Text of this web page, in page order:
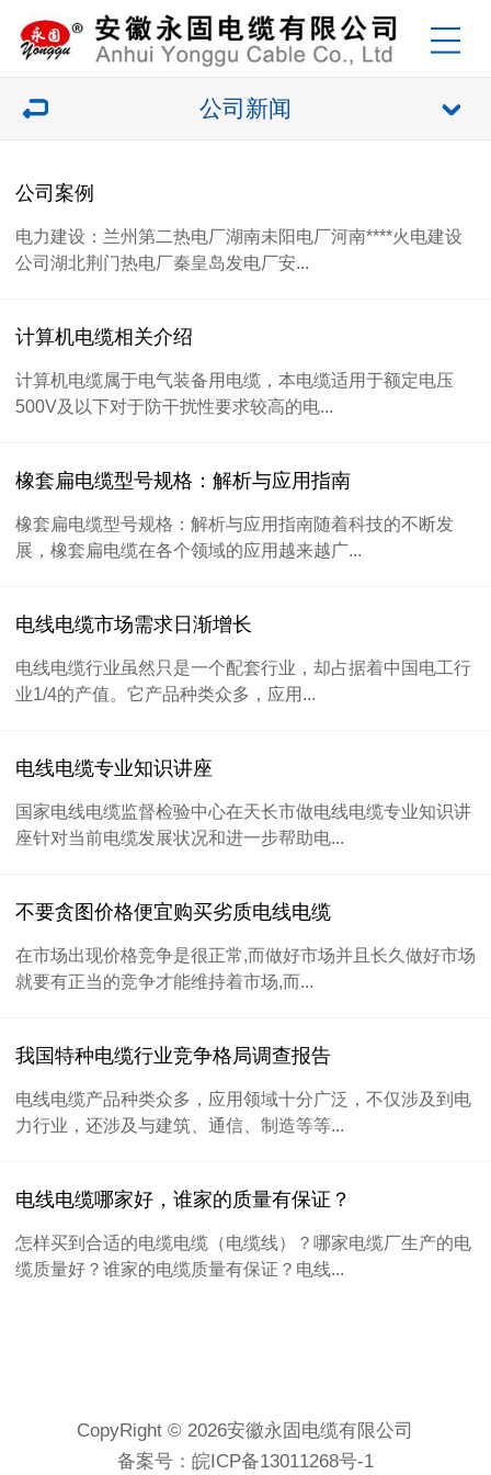
公司新闻
公司案例
电力建设：兰州第二热电厂湖南未阳电厂河南****火电建设
公司湖北荆门热电厂秦皇岛发电厂安...
计算机电缆相关介绍
计算机电缆属于电气装备用电缆，本电缆适用于额定电压
500V及以下对于防干扰性要求较高的电...
橡套扁电缆型号规格：解析与应用指南
橡套扁电缆型号规格：解析与应用指南随着科技的不断发
展，橡套扁电缆在各个领域的应用越来越广...
电线电缆市场需求日渐增长
电线电缆行业虽然只是一个配套行业，却占据着中国电工行
业1/4的产值。它产品种类众多，应用...
电线电缆专业知识讲座
国家电线电缆监督检验中心在天长市做电线电缆专业知识讲
座针对当前电缆发展状况和进一步帮助电...
不要贪图价格便宜购买劣质电线电缆
在市场出现价格竞争是很正常,而做好市场并且长久做好市场
就要有正当的竞争才能维持着市场,而...
我国特种电缆行业竞争格局调查报告
电线电缆产品种类众多，应用领域十分广泛，不仅涉及到电
力行业，还涉及与建筑、通信、制造等等...
电线电缆哪家好，谁家的质量有保证？
怎样买到合适的电缆电缆（电缆线）？哪家电缆厂生产的电
缆质量好？谁家的电缆质量有保证？电线...
CopyRight © 2026安徽永固电缆有限公司
备案号： 皖ICP备13011268号-1